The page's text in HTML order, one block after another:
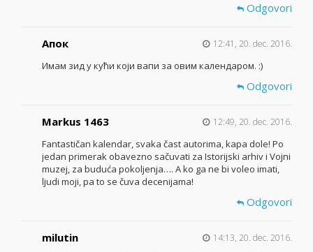
Odgovori
Апок 12:41, 20. dec. 2016.
Имам зид у кући који вапи за овим календаром. :)
Odgovori
Markus 1463 12:49, 20. dec. 2016.
Fantastičan kalendar, svaka čast autorima, kapa dole! Po
jedan primerak obavezno sačuvati za Istorijski arhiv i Vojni
muzej, za buduća pokoljenja…. A ko ga ne bi voleo imati,
ljudi moji, pa to se čuva decenijama!
Odgovori
milutin 14:13, 20. dec. 2016.